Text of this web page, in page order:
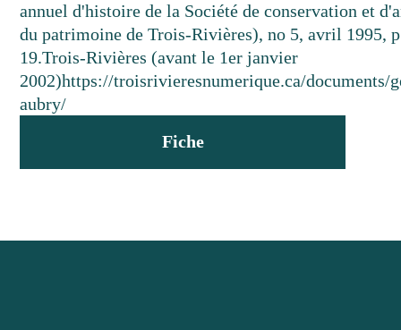
annuel d'histoire de la Société de conservation et
du patrimoine de Trois-Rivières), no 5, avril 1995,
19.Trois-Rivières (avant le 1er janvier
2002)https://troisrivieresnumerique.ca/documents/
aubry/
Fiche